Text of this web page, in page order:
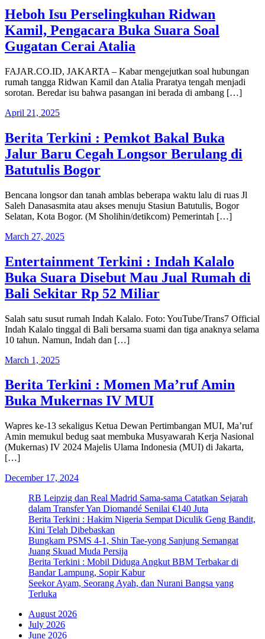
Heboh Isu Perselingkuhan Ridwan
Kamil, Pengacara Buka Suara Soal
Gugatan Cerai Atalia
FAJAR.CO.ID, JAKARTA – Kabar mengejutkan soal hubungan
rumah tangga Ridwan Kamil dan Atalia Praratya tengah menjadi
sorotan. Beredar isu bahwa pasangan ini berada di ambang […]
April 21, 2025
Berita Terkini : Pemkot Bakal Buka
Jalur Baru Cegah Longsor Berulang di
Batutulis Bogor
Bencana longsor dan tanah amblas beberapa waktu lalu di ruas Jl
Saleh Danasasmita atau akses menuju Stasiun Batutulis, Bogor
Selatan, Kota Bogor. (M Sholihin/detikcom) Pemerintah […]
March 27, 2025
Entertainment Terkini : Indah Kalalo
Buka Suara Disebut Mau Jual Rumah di
Bali Sekitar Rp 52 Miliar
Salah satu susut rumah Indah Kalalo. Foto: YouTube/Trans7 Official
Indah Kalalo tinggal di Bali bersama suami dan tiga anaknya selama
10 tahun. Namun, Indah dan […]
March 1, 2025
Berita Terkini : Momen Ma’ruf Amin
Buka Mukernas IV MUI
Wapres ke-13 sekaligus Ketua Dewan Pertimbangan MUI, Ma’ruf
Amin memukul bedug saat membuka Musyawarah Kerja Nasional
(Mukernas) IV 2024 Majelis Ulama Indonesia (MUI) di Jakarta,
[…]
December 17, 2024
RB Leipzig dan Real Madrid Sama-sama Catatkan Sejarah
dalam Transfer Yan Diomandé Senilai €140 Juta
Berita Terkini : Hakim Nigeria Sempat Diculik Geng Bandit,
Kini Telah Dibebaskan
Bungkam PSMS 4-1, Shin Tae-yong Sanjung Semangat
Juang Skuad Muda Persija
Berita Terkini : Mobil Diduga Angkut BBM Terbakar di
Bandar Lampung, Sopir Kabur
Seekor Ayam, Seorang Ayah, dan Nurani Bangsa yang
Terluka
August 2026
July 2026
June 2026